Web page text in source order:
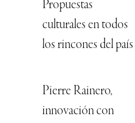
Propuestas
culturales en todos
los rincones del país
Pierre Rainero,
innovación con